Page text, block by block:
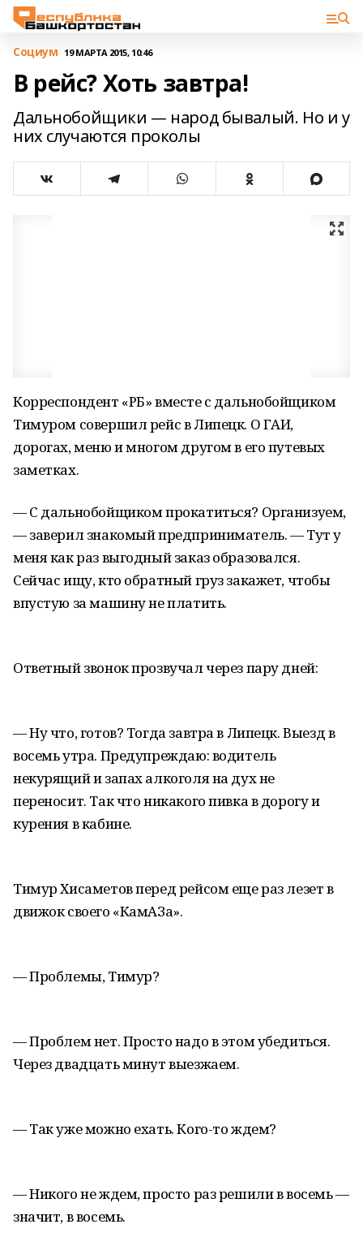
Cоциум 19 МАРТА 2015, 10:46
В рейс? Хоть завтра!
Дальнобойщики — народ бывалый. Но и у
них случаются проколы
Корреспондент «РБ» вместе с дальнобойщиком
Тимуром совершил рейс в Липецк. О ГАИ,
дорогах, меню и многом другом в его путевых
заметках.
— С дальнобойщиком прокатиться? Организуем,
— заверил знакомый предприниматель. — Тут у
меня как раз выгодный заказ образовался.
Сейчас ищу, кто обратный груз закажет, чтобы
впустую за машину не платить.
Ответный звонок прозвучал через пару дней:
— Ну что, готов? Тогда завтра в Липецк. Выезд в
восемь утра. Предупреждаю: водитель
некурящий и запах алкоголя на дух не
переносит. Так что никакого пивка в дорогу и
курения в кабине.
Тимур Хисаметов перед рейсом еще раз лезет в
движок своего «КамАЗа».
— Проблемы, Тимур?
— Проблем нет. Просто надо в этом убедиться.
Через двадцать минут выезжаем.
— Так уже можно ехать. Кого-то ждем?
— Никого не ждем, просто раз решили в восемь —
значит, в восемь.